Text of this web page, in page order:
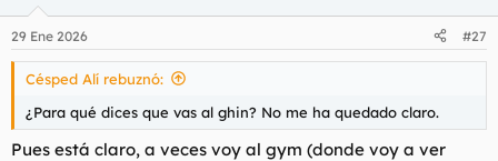
e
s
29 Ene 2026 #27
Césped Alí rebuznó:
¿Para qué dices que vas al ghin? No me ha quedado claro.
Pues está claro, a veces voy al gym (donde voy a ver